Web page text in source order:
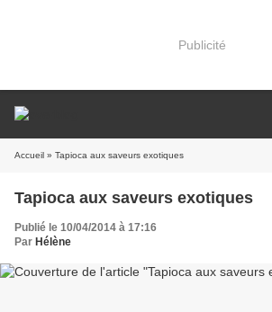
Publicité
Accueil » Tapioca aux saveurs exotiques
Tapioca aux saveurs exotiques
Publié le 10/04/2014 à 17:16
Par Hélène